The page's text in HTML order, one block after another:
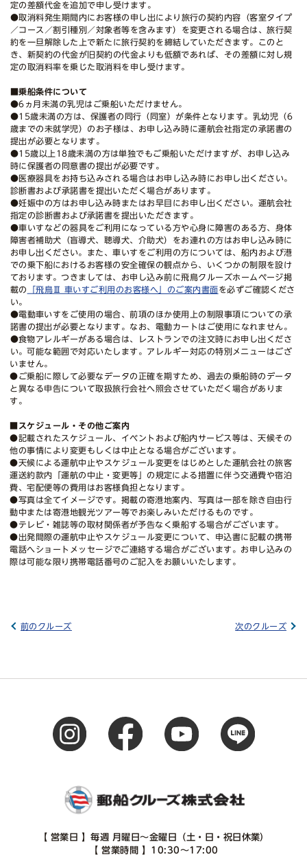
定の差額代金を追加で申し受けます。
●取消料発生期間内にお客様の申し出により旅行の契約内容（客室タイプ
／コース／割引種別／対象者等を含みます）を変更される場合は、旅行契
約を一旦解除した上で新たに旅行契約を締結していただきます。このと
き、新契約の代金が旧契約の代金よりも低額であれば、その差額に対し規
定の取消料率を乗じた取消料を申し受けます。
■乗船条件について
●6ヵ月未満の乳児はご乗船いただけません。
●15歳未満の方は、保護者の同行（同室）が条件となります。乳幼児（6
歳までの未就学児）のお子様は、お申し込み時に運航会社指定の承諾書の
提出が必要となります。
●15歳以上18歳未満の方は単独でもご乗船いただけますが、お申し込み
時に保護者の同意書の提出が必要です。
●医療器具をお持ち込みされる場合はお申し込み時にお申し出ください。
診断書および承諾書を提出いただく場合があります。
●妊娠中の方はお申し込み時またはお早目にお申し出ください。運航会社
指定の診断書および承諾書を提出いただきます。
●車いすなどの器具をご利用になっている方や心身に障害のある方、身体
障害者補助犬（盲導犬、聴導犬、介助犬）をお連れの方はお申し込み時に
お申し出ください。また、車いすをご利用の方については、船内および港
での乗下船におけるお客様の安全確保の観点から、いくつかの制限を設け
ております。つきましては、お申し込み前に飛鳥クルーズホームページ掲
載の 「飛鳥Ⅲ 車いすご利用のお客様へ」のご案内書面を必ずご確認くださ
い。
●電動車いすをご使用の場合、前項のほか使用上の制限事項についての承
諾書の提出が必要となります。なお、電動カートはご使用になれません。
●食物アレルギーがある場合は、レストランでの注文時にお申し出くださ
い。可能な範囲で対応いたします。アレルギー対応の特別メニューはござ
いません。
●ご乗船に際して必要なデータの正確を期すため、過去の乗船時のデータ
と異なる申告について取扱旅行会社へ照会させていただく場合がありま
す。
■スケジュール・その他ご案内
●記載されたスケジュール、イベントおよび船内サービス等は、天候その
他の事情により変更もしくは中止となる場合がございます。
●天候による運航中止やスケジュール変更をはじめとした運航会社の旅客
運送約款内「運航の中止・変更等」の規定による措置に伴う交通費や宿泊
費、宅配便等の費用はお客様負担となります。
●写真は全てイメージです。掲載の寄港地案内、写真は一部を除き自由行
動中または寄港地観光ツアー等でお楽しみいただけるものです。
●テレビ・雑誌等の取材関係者が予告なく乗船する場合がございます。
●出発間際の運航中止やスケジュール変更について、申込書に記載の携帯
電話へショートメッセージでご連絡する場合がございます。お申し込みの
際は可能な限り携帯電話番号のご記入をお願いいたします。
前のクルーズ 次のクルーズ
【 営業日 】毎週 月曜日～金曜日（土・日・祝日休業）
【 営業時間 】10:30～17:00